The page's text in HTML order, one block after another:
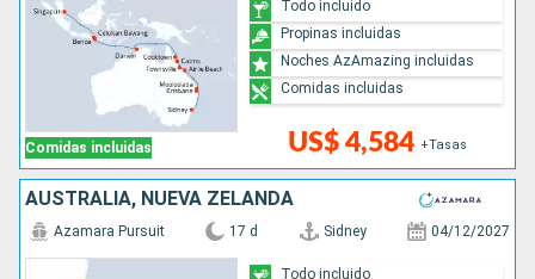
Comidas incluidas US$ 4,584 +Tasas
Todo incluido
Propinas incluidas
Noches AzAmazing incluidas
Comidas incluidas
AUSTRALIA, NUEVA ZELANDA
Azamara Pursuit 17 d Sidney 04/12/2027
Todo incluido